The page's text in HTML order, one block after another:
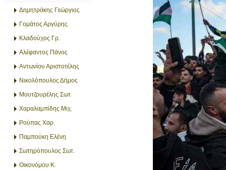
Δημητράκης Γεώργιος
Γομάτος Αργύρης
Κλαδούχος Γρ.
Αλέφαντος Πάνος
Αντωνίου Αριστοτέλης
Νικολόπουλος Δήμος
Μουτζουρέλης Σωτ
Χαραλαμπίδης Μιχ.
Ρούπας Χαρ.
Παμπούκη Ελένη
Σωτηρόπουλος Σωτ.
Οικονόμου Κ.